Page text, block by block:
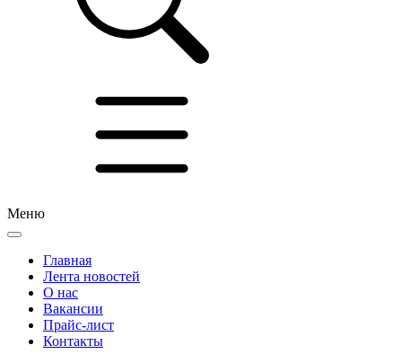
Меню
Главная
Лента новостей
О нас
Вакансии
Прайс-лист
Контакты